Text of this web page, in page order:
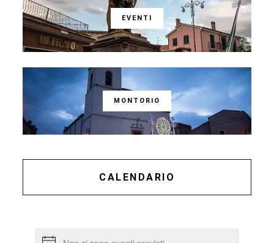
EVENTI
MONTORIO
CALENDARIO